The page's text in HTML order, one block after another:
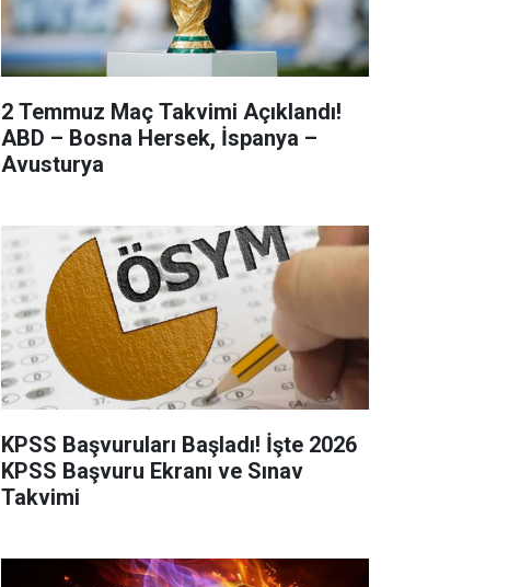
2 Temmuz Maç Takvimi Açıklandı!
ABD – Bosna Hersek, İspanya –
Avusturya
KPSS Başvuruları Başladı! İşte 2026
KPSS Başvuru Ekranı ve Sınav
Takvimi